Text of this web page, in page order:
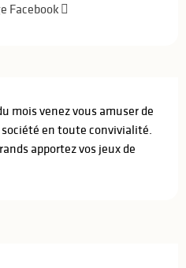
Facebook
mois venez vous amuser de
société en toute convivialité.
apportez vos jeux de